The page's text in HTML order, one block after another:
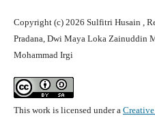
Copyright (c) 2026 Sulfitri Husain ,
Pradana, Dwi Maya Loka Zainuddin
Mohammad Irgi
This work is licensed under a